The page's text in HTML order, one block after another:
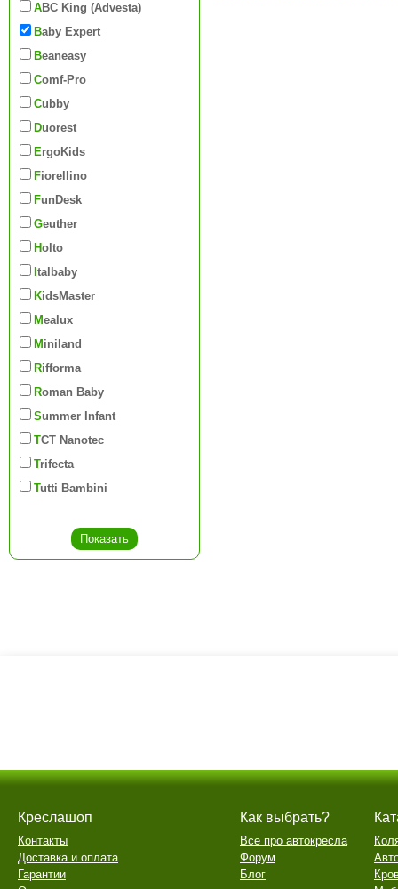
ABC King (Advesta)
Baby Expert
Beaneasy
Comf-Pro
Cubby
Duorest
ErgoKids
Fiorellino
FunDesk
Geuther
Holto
Italbaby
KidsMaster
Mealux
Miniland
Rifforma
Roman Baby
Summer Infant
TCT Nanotec
Trifecta
Tutti Bambini
Креслашоп
Контакты
Доставка и оплата
Гарантии
Как выбрать?
Все про автокресла
Форум
Блог